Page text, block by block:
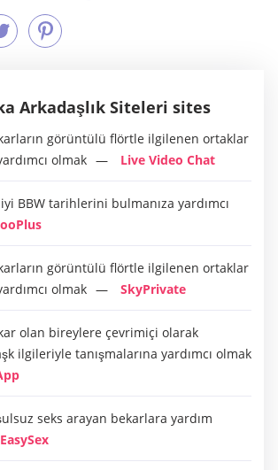
Arkadaşlık Siteleri sites
görüntülü flörtle ilgilenen ortaklar
olmak
Live Video Chat
BBW tarihlerini bulmanıza yardımcı
görüntülü flörtle ilgilenen ortaklar
olmak
SkyPrivate
olan bireylere çevrimiçi olarak
ilgileriyle tanışmalarına yardımcı olmak
seks arayan bekarlara yardım
EasySex